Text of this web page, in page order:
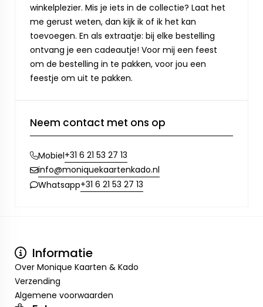
winkelplezier. Mis je iets in de collectie? Laat het
me gerust weten, dan kijk ik of ik het kan
toevoegen. En als extraatje: bij elke bestelling
ontvang je een cadeautje! Voor mij een feest
om de bestelling in te pakken, voor jou een
feestje om uit te pakken.
Neem contact met ons op
Mobiel+31 6 21 53 27 13
info@moniquekaartenkado.nl
Whatsapp+31 6 21 53 27 13
Informatie
Over Monique Kaarten & Kado
Verzending
Algemene voorwaarden